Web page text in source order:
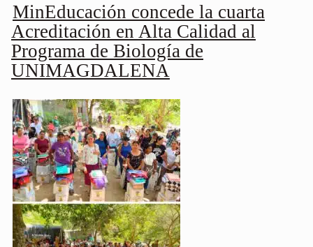
MinEducación concede la cuarta
Acreditación en Alta Calidad al
Programa de Biología de
UNIMAGDALENA